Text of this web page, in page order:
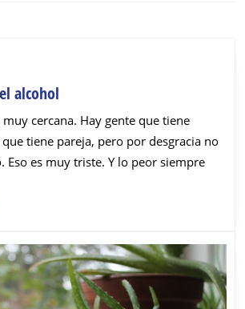
alcohol
hombres
y
el
alcohol
cercana. Hay gente que tiene
tiene pareja, pero por desgracia no
Eso es muy triste. Y lo peor siempre